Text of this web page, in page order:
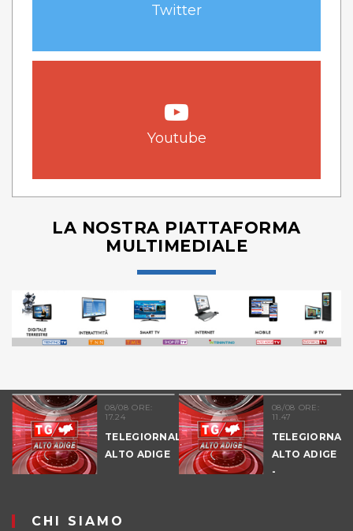
Twitter
Youtube
LA NOSTRA PIATTAFORMA
MULTIMEDIALE
08/08 ORE:
17.24
TELEGIORNALE
ALTO ADIGE
08/08 ORE:
11.47
TELEGIORNALE
ALTO ADIGE
CHI SIAMO